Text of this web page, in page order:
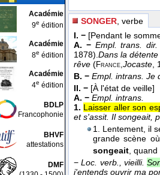
Académie
9e édition
Académie
8e édition
Académie
4e édition
BDLP
Francophonie
BHVF
attestations
DMF
SONGER , verbe
I. − [Pendant le
A. − Empl. trans. dir.
1878).Dans la
rêve (France,Jocaste,
B. − Empl. intrans. Je
II. − [À l'état de veille]
A. − Empl. intrans.
1. Laisser aller son
et s'assit. Il songeait,
1. Lentement, il
grande scène
songeait ,
−Loc. verb., vieilli.
j'entends ouvrir ma